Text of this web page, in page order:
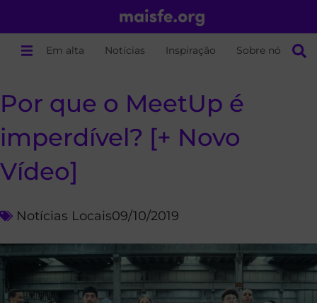
Em alta Notícias Inspiração Sobre nós
Por que o MeetUp é
imperdível? [+ Novo
Vídeo]
Notícias Locais09/10/2019